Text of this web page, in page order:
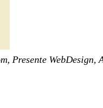
Presente WebDesign,